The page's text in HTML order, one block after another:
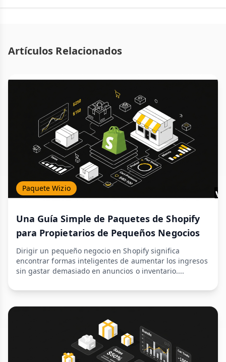
Artículos Relacionados
Paquete Wizio
Una Guía Simple de Paquetes de Shopify
para Propietarios de Pequeños Negocios
Dirigir un pequeño negocio en Shopify significa
encontrar formas inteligentes de aumentar los ingresos
sin gastar demasiado en anuncios o inventario....